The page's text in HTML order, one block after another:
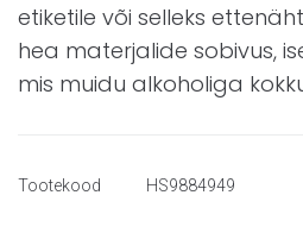
etiketile või selleks
hea materjalide sobivus,
mis muidu alkoholiga
Tootekood HS9884949